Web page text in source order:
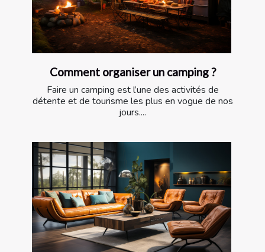
Comment organiser un camping ?
Faire un camping est l’une des activités de
détente et de tourisme les plus en vogue de nos
jours....